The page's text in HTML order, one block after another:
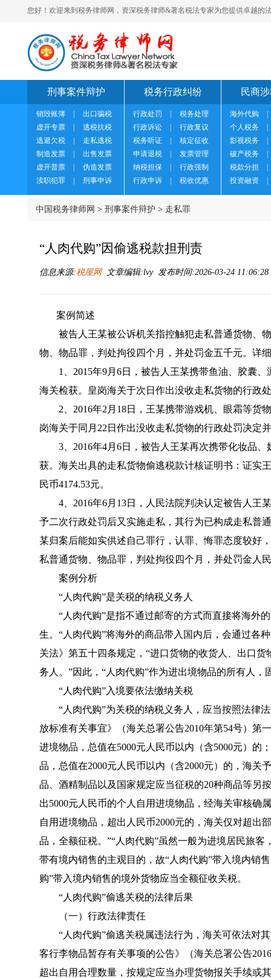
您好！欢迎来到税务律师网，资深税务律师&著名税法专家为您提供卓越的
刑事案件辩护
销毁账簿
出口骗税
虚开专票
逃税抗税
逃避欠税
走私逃税
制造发票
出售发票
虚开普票
伪造发票
渎职犯罪
刑事申诉
税务行政纠纷
行政处罚
税务处理
行政诉讼
行政复议
税务听证
核定征收
申请退税
发票管理
纳税担保
行政强制
行政申诉
税收优惠
民商
海外代购
个人税务
影视税务
破产税务
税款分担
投资融资
中国税务律师网 > 刑事案件辩护 > 走私罪
“人肉代购”因偷逃税款担刑责
信息来源:税屋网文章编辑:lvy 发布时间:2026-03-24
案例简述
被告人王某被公诉机关指控触犯走私普通货物、
物、物品罪，判处拘役四个月，并处罚金五千元。详
1、2015年9月6日，被告人王某携带鱼油、胶囊、
海关检获。皇岗海关于次日作出没收走私货物的行政
2、2016年2月18日，王某携带游戏机、眼霜等货
岗海关于同月22日作出没收走私货物的行政处罚决定
3、2016年4月6日，被告人王某再次携带化妆品、
获。海关出具的走私货物偷逃税款计核证明书：证实
民币4174.53元。
4、2016年6月13日，人民法院判决认定被告人王
予二次行政处罚后又实施走私，其行为已构成走私普
某归案后能如实供述自己罪行，认罪、悔罪态度较好
私普通货物、物品罪，判处拘役四个月，并处罚金人
案例分析
“人肉代购”是关税的纳税义务人
“人肉代购”是指不通过邮寄的方式而直接将海外
生。“人肉代购”将海外的商品带入国内后，会通过各
关法》第五十四条规定，“进口货物的收货人、出口
务人。”因此，“人肉代购”作为进出境物品的所有人，
“人肉代购”入境要依法缴纳关税
“人肉代购”为关税的纳税义务人，应当按照法律法
放标准有关事宜》（海关总署公告2010年第54号）第
进境物品，总值在5000元人民币以内（含5000元）
品，总值在2000元人民币以内（含2000元）的，海
品、酒精制品以及国家规定应当征税的20种商品等另
出5000元人民币的个人自用进境物品，经海关审核确
自用进境物品，超出人民币2000元的，海关仅对超出
品，全额征税。”“人肉代购”虽然一般为进境居民旅
带有境内销售的主观目的，故“人肉代购”带入境内销
购”带入境内销售的境外货物应当全额征收关税。
“人肉代购”偷逃关税的法律后果
（一）行政法律责任
“人肉代购”偷逃关税属违法行为，海关可依法对其
客行李物品暂存有关事项的公告》（海关总署公告
超出自用合理数量，按规定应当办理货物报关手续或